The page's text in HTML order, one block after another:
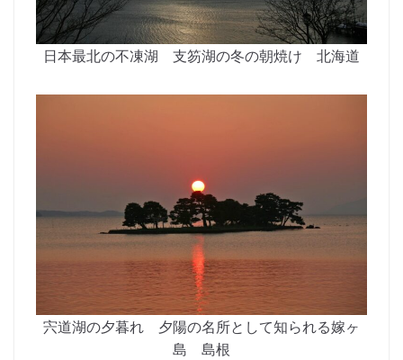
日本最北の不凍湖 支笏湖の冬の朝焼け 北海道
宍道湖の夕暮れ 夕陽の名所として知られる嫁ヶ
島 島根